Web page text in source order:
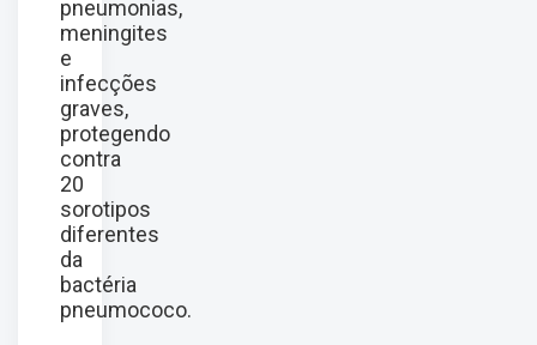
pneumonias,
meningites
e
infecções
graves,
protegendo
contra
20
sorotipos
diferentes
da
bactéria
pneumococo.